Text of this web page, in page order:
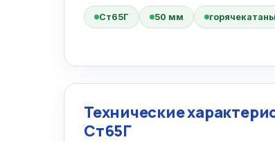
Ст65Г 50 мм
Технические
Ст65Г